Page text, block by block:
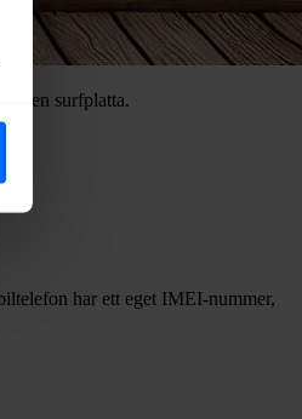
en surfplatta.
har ett eget IMEI-nummer,